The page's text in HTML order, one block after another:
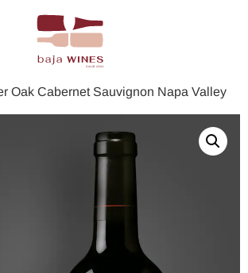
Oak Cabernet Sauvignon Napa Valley